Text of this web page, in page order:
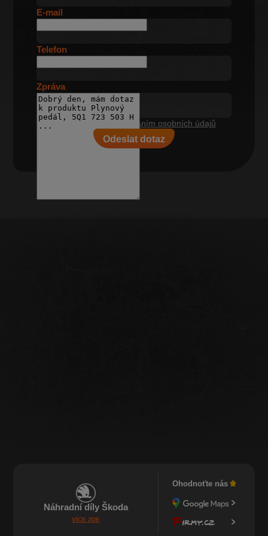
E-mail
Telefon
Zpráva
Souhlasím se zpracováním osobních údajů
Odeslat dotaz
Náhradní díly Škoda
VÍCE ZDE
Ohodnoťte nás